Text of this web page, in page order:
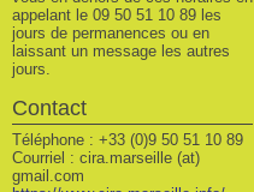
appelant le 09 50 51 10 89 les
jours de permanences ou en
laissant un message les autres
jours.
Contact
Téléphone : +33 (0)9 50 51 10 89
Courriel : cira.marseille (at)
gmail.com